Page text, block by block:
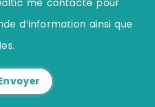
d’information ainsi que